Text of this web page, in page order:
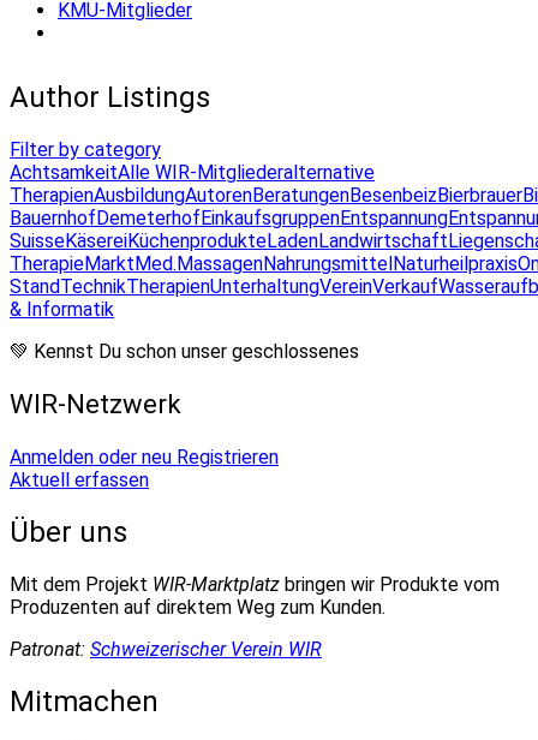
KMU-Mitglieder
Author Listings
Filter by category
AchtsamkeitAlle WIR-Mitgliederalternative
TherapienAusbildungAutorenBeratungenBesenbeizBierbrauer
BauernhofDemeterhofEinkaufsgruppenEntspannung
SuisseKäsereiKüchenprodukteLadenLandwirtschaft
TherapieMarktMed.MassagenNahrungsmittelNaturheilpraxis
StandTechnikTherapienUnterhaltungVereinVerkauf
& Informatik
💚 Kennst Du schon unser geschlossenes
WIR-Netzwerk
Anmelden oder neu Registrieren
Aktuell erfassen
Über uns
Mit dem Projekt WIR-Marktplatz bringen wir Produkte vom
Produzenten auf direktem Weg zum Kunden.
Patronat: Schweizerischer Verein WIR
Mitmachen